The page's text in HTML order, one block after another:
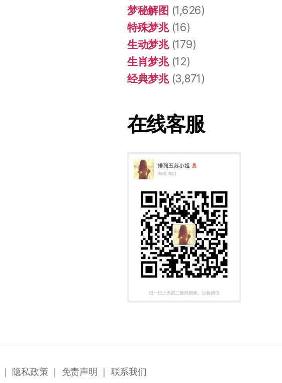
梦秘解图 (1,626)
特殊梦兆(16)
生动梦兆(179)
生肖梦兆(12)
经典梦兆(3,871)
在线客服
｜ 隐私政策 ｜ 免责声明 ｜ 联系我们